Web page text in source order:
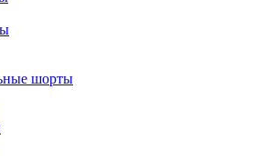
шорты